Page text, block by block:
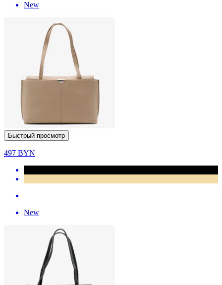
New
Быстрый просмотр
497 BYN
New